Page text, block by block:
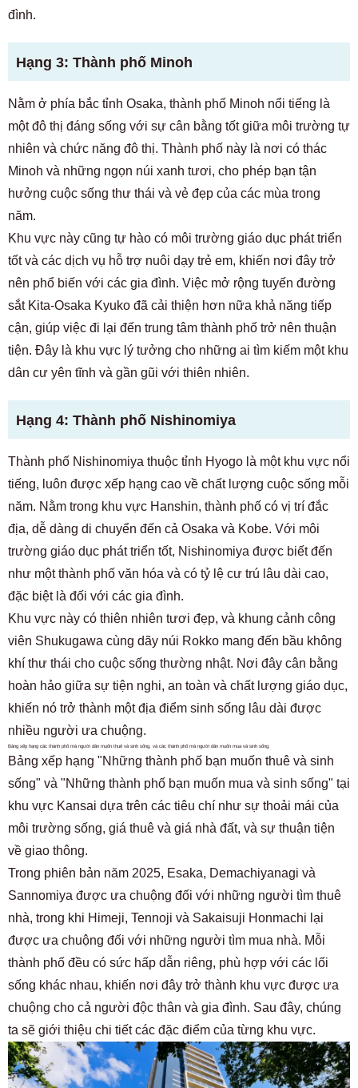
đình.
Hạng 3: Thành phố Minoh
Nằm ở phía bắc tỉnh Osaka, thành phố Minoh nổi tiếng là
một đô thị đáng sống với sự cân bằng tốt giữa môi trường tự
nhiên và chức năng đô thị. Thành phố này là nơi có thác
Minoh và những ngọn núi xanh tươi, cho phép bạn tận
hưởng cuộc sống thư thái và vẻ đẹp của các mùa trong
năm.
Khu vực này cũng tự hào có môi trường giáo dục phát triển
tốt và các dịch vụ hỗ trợ nuôi dạy trẻ em, khiến nơi đây trở
nên phổ biến với các gia đình. Việc mở rộng tuyến đường
sắt Kita-Osaka Kyuko đã cải thiện hơn nữa khả năng tiếp
cận, giúp việc đi lại đến trung tâm thành phố trở nên thuận
tiện. Đây là khu vực lý tưởng cho những ai tìm kiếm một khu
dân cư yên tĩnh và gần gũi với thiên nhiên.
Hạng 4: Thành phố Nishinomiya
Thành phố Nishinomiya thuộc tỉnh Hyogo là một khu vực nổi
tiếng, luôn được xếp hạng cao về chất lượng cuộc sống mỗi
năm. Nằm trong khu vực Hanshin, thành phố có vị trí đắc
địa, dễ dàng di chuyển đến cả Osaka và Kobe. Với môi
trường giáo dục phát triển tốt, Nishinomiya được biết đến
như một thành phố văn hóa và có tỷ lệ cư trú lâu dài cao,
đặc biệt là đối với các gia đình.
Khu vực này có thiên nhiên tươi đẹp, và khung cảnh công
viên Shukugawa cùng dãy núi Rokko mang đến bầu không
khí thư thái cho cuộc sống thường nhật. Nơi đây cân bằng
hoàn hảo giữa sự tiện nghi, an toàn và chất lượng giáo dục,
khiến nó trở thành một địa điểm sinh sống lâu dài được
nhiều người ưa chuộng.
Bảng xếp hạng các thành phố mà người dân muốn thuê và sinh sống, và các thành phố mà người dân muốn mua và sinh sống.
Bảng xếp hạng "Những thành phố bạn muốn thuê và sinh
sống" và "Những thành phố bạn muốn mua và sinh sống" tại
khu vực Kansai dựa trên các tiêu chí như sự thoải mái của
môi trường sống, giá thuê và giá nhà đất, và sự thuận tiện
về giao thông.
Trong phiên bản năm 2025, Esaka, Demachiyanagi và
Sannomiya được ưa chuộng đối với những người tìm thuê
nhà, trong khi Himeji, Tennoji và Sakaisuji Honmachi lại
được ưa chuộng đối với những người tìm mua nhà. Mỗi
thành phố đều có sức hấp dẫn riêng, phù hợp với các lối
sống khác nhau, khiến nơi đây trở thành khu vực được ưa
chuộng cho cả người độc thân và gia đình. Sau đây, chúng
ta sẽ giới thiệu chi tiết các đặc điểm của từng khu vực.